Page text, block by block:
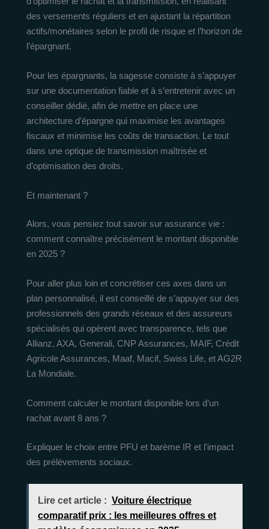
des versements réguliers et en ajustant la répartition
actifs/monétaires selon le profil de risque et l’horizon de
l’épargnant.
Pour les épargnants, la sagesse consiste à s’appuyer
sur une documentation fiable et à s’entretenir avec un
conseiller dédié, afin de mettre en place une
architecture d’épargne qui maximise les avantages
fiscaux et minimise les coûts de transaction. Le tout
dans une optique de transmission maîtrisée et
d’optimisation des droits.
Et maintenant ?
Alors, vous pensiez tout savoir sur assurance vie :
comment connaître précisément le montant disponible
en 2025 ?
Pour aller plus loin et concrétiser ces axes dans un
plan personnalisé, il est conseillé de s’appuyer sur des
professionnels des grands réseaux et des assureurs
spécialisés qui opèrent avec transparence, tels que
Allianz, AXA, Generali, CNP Assurances, MAIF, Crédit
Agricole Assurances, Maaf, Macif, Swiss Life, et AG2R
La Mondiale.
Comment calculer le montant disponible lors d’un
rachat avant 8 ans ?
Expliquer le choix entre PFU et barème IR et l’impact
des prélèvements sociaux.
Lire cet article : Voiture électrique
comparatif prix : les meilleures offres et